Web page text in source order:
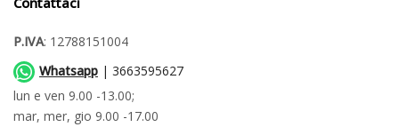
P.IVA: 12788151004
Whatsapp | 3663595627
lun e ven 9.00 -13.00;
mar, mer, gio 9.00 -17.00